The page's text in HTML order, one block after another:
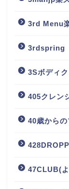
3rd Menu
3rdspring
3Sボディ
405クレン
40歳から
47CLUB(